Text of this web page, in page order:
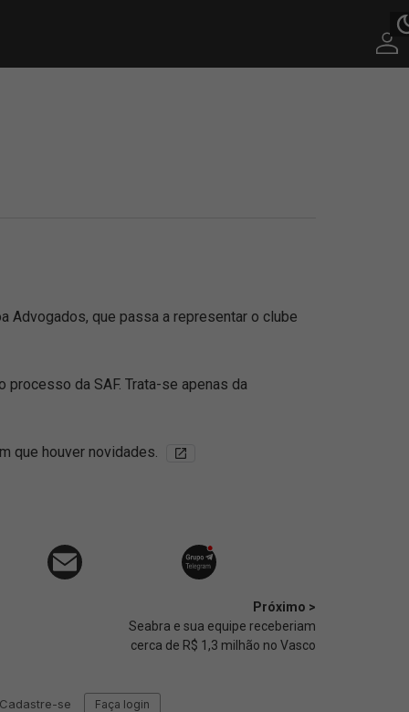
Advogados, que passa a representar o clube
da SAF. Trata-se apenas da
que houver novidades.
Próximo >
Seabra e sua equipe receberiam
cerca de R$ 1,3 milhão no Vasco